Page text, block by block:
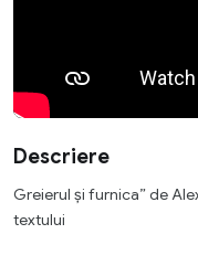
Descriere
Greierul și furnica” de
textului